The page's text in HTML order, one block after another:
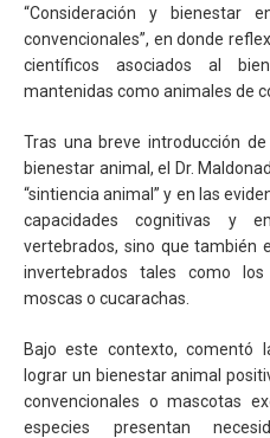
“Consideración y bienestar
convencionales”, en donde
científicos asociados al
mantenidas como animales de
Tras una breve introducción
bienestar animal, el Dr.
“sintiencia animal” y en las
capacidades cognitivas y
vertebrados, sino que también
invertebrados tales como los
moscas o cucarachas.
Bajo este contexto, comentó
lograr un bienestar animal
convencionales o mascotas
especies presentan